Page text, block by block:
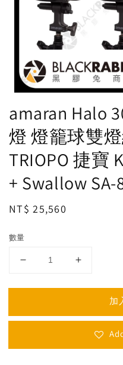
amaran Halo
燈 燈籠球雙
TRIOPO 捷寶
+ Swallow
Regular
NT$ 25,560
數量
加